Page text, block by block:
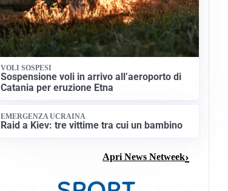
VOLI SOSPESI
Sospensione voli in arrivo all’aeroporto di
Catania per eruzione Etna
EMERGENZA UCRAINA
Raid a Kiev: tre vittime tra cui un bambino
Apri News Netweek